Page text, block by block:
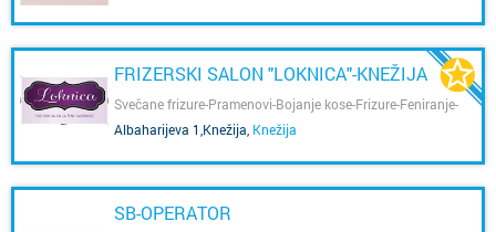
FRIZERSKI SALON "LOKNICA"-KNEŽIJA
Svečane frizure-Pramenovi-Bojanje kose-Frizure-Feniranje-
Šminkanje-Ugradnja umjetnih noktiju-Frizer za žene Knežija-
Frizerski salon knežija-Pletenice-Trajni lak-Geliranje-
Knežija
Albaharijeva 1,Knežija Knežija
SB-OPERATOR